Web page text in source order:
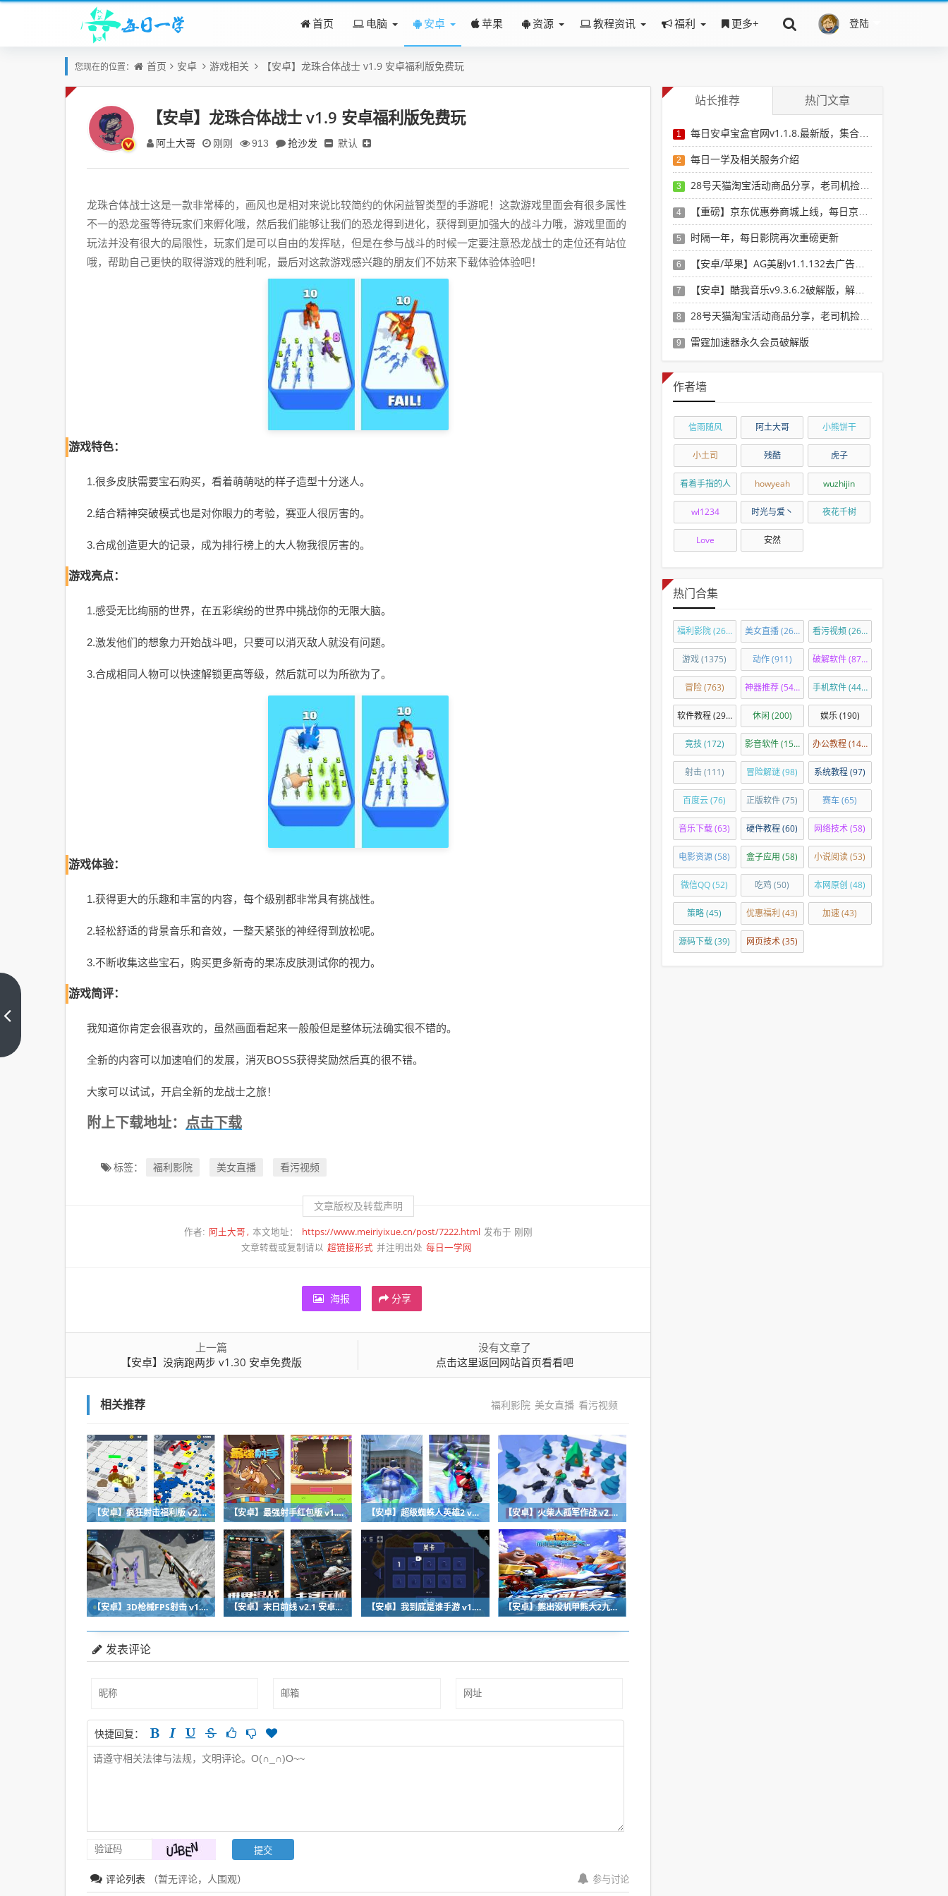
登陆
首页 电脑 安卓 苹果 资源 教程资讯 福利 更多+
您现在的位置： 首页 安卓 游戏相关 【安卓】龙珠合体战士 v1.9 安卓福利版免费玩
【安卓】龙珠合体战士 v1.9 安卓福利版免费玩
阿土大哥 刚刚 913 抢沙发 默认
龙珠合体战士这是一款非常棒的，画风也是相对来说比较简约的休闲益智类型的手游呢！这款游戏里面会有很多属性
不一的恐龙蛋等待玩家们来孵化哦，然后我们能够让我们的恐龙得到进化，获得到更加强大的战斗力哦，游戏里面的
玩法并没有很大的局限性，玩家们是可以自由的发挥哒，但是在参与战斗的时候一定要注意恐龙战士的走位还有站位
哦，帮助自己更快的取得游戏的胜利呢，最后对这款游戏感兴趣的朋友们不妨来下载体验体验吧！
游戏特色：
1.很多皮肤需要宝石购买，看着萌萌哒的样子造型十分迷人。
2.结合精神突破模式也是对你眼力的考验，赛亚人很厉害的。
3.合成创造更大的记录，成为排行榜上的大人物我很厉害的。
游戏亮点：
1.感受无比绚丽的世界，在五彩缤纷的世界中挑战你的无限大脑。
2.激发他们的想象力开始战斗吧，只要可以消灭敌人就没有问题。
3.合成相同人物可以快速解锁更高等级，然后就可以为所欲为了。
游戏体验：
1.获得更大的乐趣和丰富的内容，每个级别都非常具有挑战性。
2.轻松舒适的背景音乐和音效，一整天紧张的神经得到放松呢。
3.不断收集这些宝石，购买更多新奇的果冻皮肤测试你的视力。
游戏简评：
我知道你肯定会很喜欢的，虽然画面看起来一般般但是整体玩法确实很不错的。
全新的内容可以加速咱们的发展，消灭BOSS获得奖励然后真的很不错。
大家可以试试，开启全新的龙战士之旅！
附上下载地址： 点击下载
标签： 福利影院 美女直播 看污视频
文章版权及转载声明
作者: 阿土大哥 本文地址： https://www.meiriyixue.cn/post/7222.html 发布于 刚刚
文章转载或复制请以 超链接形式 并注明出处 每日一学网
海报 分享
上一篇
【安卓】没病跑两步 v1.30 安卓免费版
没有文章了
点击这里返回网站首页看看吧
相关推荐 福利影院 美女直播 看污视频
【安卓】疯狂射击福利版 v2.0.3 安卓免费下载 【安卓】最强射手红包版 v1.1 安卓福利版 【安卓】超级蜘蛛人英雄2 v1.1 安卓免费版下载 【安卓】火柴人孤军作战 v2.1 安卓免费下载
【安卓】3D枪械FPS射击 v1.2 安卓免费观看 【安卓】末日前线 v2.1 安卓免费观看 【安卓】我到底是谁手游 v1.1 安卓福利版下载 【安卓】熊出没机甲熊大2九游版 v1.2.3 安卓福利版
发表评论
快捷回复：
评论列表 （暂无评论， 人围观） 参与讨论
站长推荐 热门文章
1 每日安卓宝盒官网v1.1.8.最新版，集合安卓破解软件于一体，新增全网搜索引擎
2 每日一学及相关服务介绍
3 28号天猫淘宝活动商品分享，老司机捡漏必备
4 【重磅】京东优惠券商城上线，每日京东券，搜京东有优惠的商品
5 时隔一年，每日影院再次重磅更新
6 【安卓/苹果】AG美剧v1.1.132去广告版，看最新最全美剧选这个就行了！
7 【安卓】酷我音乐v9.3.6.2破解版，解锁vip，无损音乐想下就下！
8 28号天猫淘宝活动商品分享，老司机捡漏必备
9 雷霆加速器永久会员破解版
作者墙
信雨随风 阿土大哥 小熊饼干
小土司 残酷 虎子
看着手指的人 howyeah wuzhijin
wl1234 时光与爱丶 夜花千树
Love 安然
热门合集
福利影院(2690) 美女直播(2690) 看污视频(2655)
游戏(1375) 动作(911) 破解软件(876)
冒险(763) 神器推荐(540) 手机软件(449)
软件教程(294) 休闲 (200) 娱乐(190)
竞技(172) 影音软件(150) 办公教程(144)
射击(111) 冒险解谜(98) 系统教程(97)
百度云(76) 正版软件(75) 赛车(65)
音乐下载(63) 硬件教程(60) 网络技术(58)
电影资源(58) 盒子应用 (58) 小说阅读(53)
微信QQ(52) 吃鸡 (50) 本网原创 (48)
策略(45) 优惠福利 (43) 加速(43)
源码下载(39) 网页技术(35)